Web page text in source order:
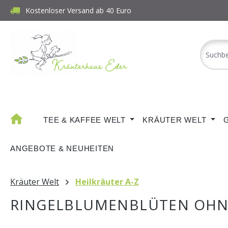
Hauptinhalt springen
Zur Suche springen
Zur Hauptnavigation springen
Kostenloser Versand ab 40 Euro
TEE & KAFFEE WELT KRÄUTER WELT
ANGEBOTE & NEUHEITEN
Kräuter Welt Heilkräuter A-Z
RINGELBLUMENBLÜTEN